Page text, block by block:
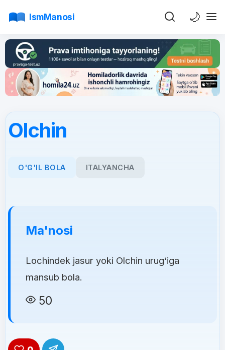
IsmManosi 🌙
Olchin
O'G'IL BOLA ITALYANCHA
Ma'nosi
Lochindek jasur yoki Olchin urug‘iga
mansub bola.
50